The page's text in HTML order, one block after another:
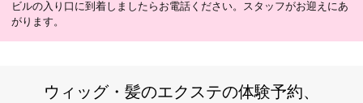
ビルの入り口に到着しましたらお電話ください。スタッフがお迎えにあ
がります。
ウィッグ・髪のエクステの体験予約、